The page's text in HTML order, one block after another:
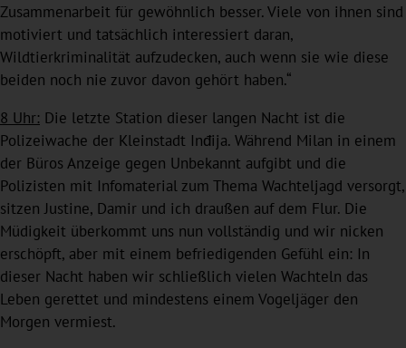
Zusammenarbeit für gewöhnlich besser. Viele von ihnen sind
motiviert und tatsächlich interessiert daran,
Wildtierkriminalität aufzudecken, auch wenn sie wie diese
beiden noch nie zuvor davon gehört haben.“
8 Uhr: Die letzte Station dieser langen Nacht ist die
Polizeiwache der Kleinstadt Inđija. Während Milan in einem
der Büros Anzeige gegen Unbekannt aufgibt und die
Polizisten mit Infomaterial zum Thema Wachteljagd versorgt,
sitzen Justine, Damir und ich draußen auf dem Flur. Die
Müdigkeit überkommt uns nun vollständig und wir nicken
erschöpft, aber mit einem befriedigenden Gefühl ein: In
dieser Nacht haben wir schließlich vielen Wachteln das
Leben gerettet und mindestens einem Vogeljäger den
Morgen vermiest.